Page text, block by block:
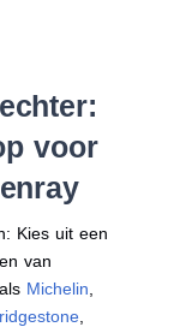
voor
Kies uit een
van
Michelin